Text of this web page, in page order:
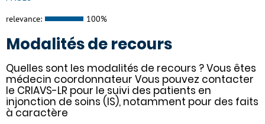
relevance: 100%
Modalités de recours
Quelles sont les modalités de recours ? Vous êtes
médecin coordonnateur Vous pouvez contacter
le CRIAVS-LR pour le suivi des patients en
injonction de soins (IS), notamment pour des faits
à caractère